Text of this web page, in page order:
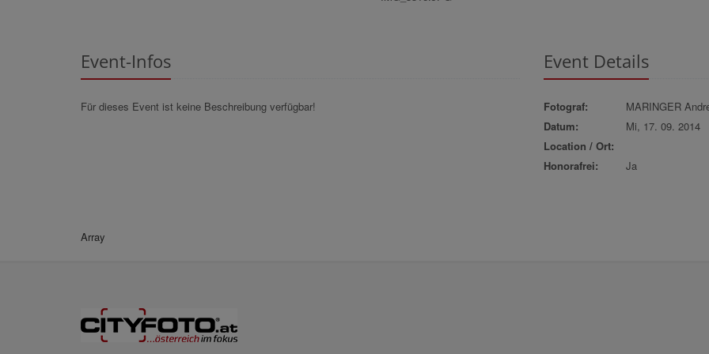
Event-Infos
Für dieses Event ist keine Beschreibung verfügbar!
Event Details
Fotograf:
MARINGER
Datum:
Mi, 17. 09. 2014
Location / Ort:
Honorafrei:
Ja
Array